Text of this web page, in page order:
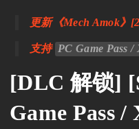
更新《Mech Amok》
支持 PC Game Pass /
[DLC 解锁]
Game Pass